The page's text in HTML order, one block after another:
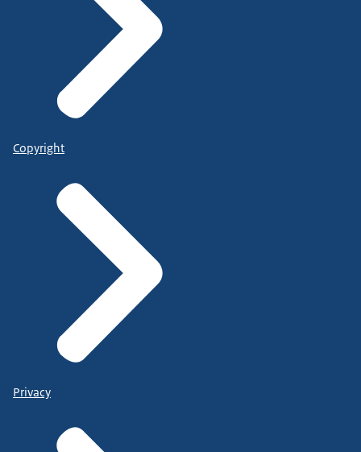
Copyright
Privacy